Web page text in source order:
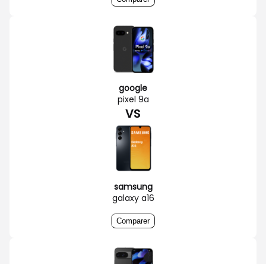
google
pixel 9a
VS
samsung
galaxy a16
Comparer